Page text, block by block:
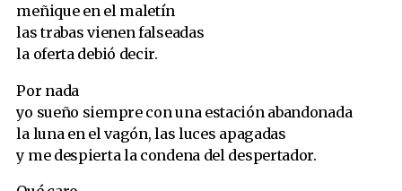
meñique en el maletín
las trabas vienen falseadas
la oferta debió decir.
Por nada
yo sueño siempre con una estación abandonada
la luna en el vagón, las luces apagadas
y me despierta la condena del despertador.